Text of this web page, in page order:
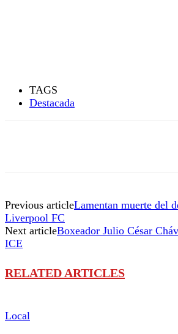
TAGS
Destacada
Previous articleLamentan muerte del
Liverpool FC
Next articleBoxeador Julio César
ICE
RELATED ARTICLES
Local